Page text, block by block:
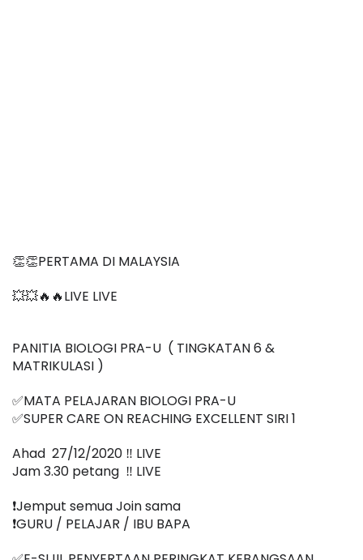
👏👏PERTAMA DI MALAYSIA
💥💥🔥🔥LIVE LIVE
PANITIA BIOLOGI PRA-U  ( TINGKATAN 6 &
MATRIKULASI )
✅MATA PELAJARAN BIOLOGI PRA-U
✅SUPER CARE ON REACHING EXCELLENT SIRI 1
Ahad  27/12/2020 ‼️ LIVE
Jam 3.30 petang  ‼️ LIVE
❗️Jemput semua Join sama
❗️GURU / PELAJAR / IBU BAPA